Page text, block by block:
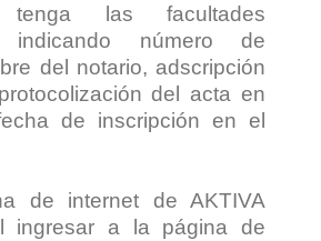
tenga las facultades
indicando número de
del notario, adscripción
del acta en
de inscripción en el
de internet de AKTIVA
ingresar a la página de